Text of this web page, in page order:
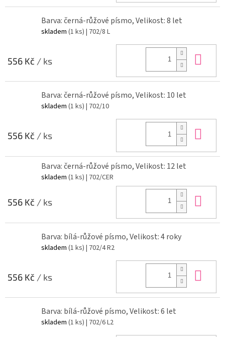
Barva: černá-růžové písmo, Velikost: 8 let
skladem (1 ks) | 702/8 L
556 Kč / ks
Barva: černá-růžové písmo, Velikost: 10 let
skladem (1 ks) | 702/10
556 Kč / ks
Barva: černá-růžové písmo, Velikost: 12 let
skladem (1 ks) | 702/CER
556 Kč / ks
Barva: bílá-růžové písmo, Velikost: 4 roky
skladem (1 ks) | 702/4 R2
556 Kč / ks
Barva: bílá-růžové písmo, Velikost: 6 let
skladem (1 ks) | 702/6 L2